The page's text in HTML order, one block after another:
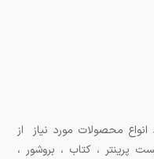
محصولات مورد نیاز از
پرینتر ، کتاب ، بروشور ،